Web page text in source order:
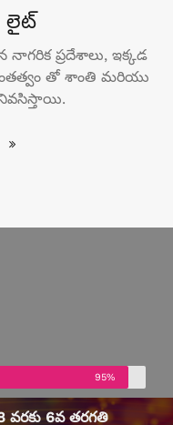
లైట్
ప్రదేశాలు, ఇక్కడ
తో శాంతి మరియు
95%
వరకు 6వ తరగతి